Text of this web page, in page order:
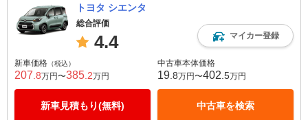
トヨタ シエンタ
総合評価
4.4 マイカー登録
新車価格 （税込）
207 .8万円〜385 .2万円
新車見積もり(無料)
中古車本体価格
19 .8万円〜402 .5万円
中古車を検索